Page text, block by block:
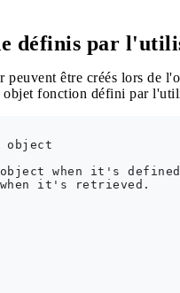
définis par
être créés lors de
objet fonction défini par
object
when it's
it's retrieved.